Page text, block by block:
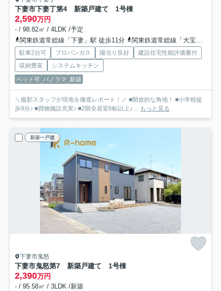
下妻市下妻丁第4 新築戸建て 1号棟
2,590万円
- / 98.82㎡ / 4LDK /予定
関東鉄道常総線「下妻」駅 徒歩11分
関東鉄道常総線「大宝」駅 徒歩45分車9分 3.6km
駐車2台可 プロパンガス 陽当り良好
建設住宅性能評価書付
収納豊富
システムキッチン
ペット可 パノラマ 新築
＼撮影スタッフが現地を徹底レポート！／ ■開放的な角地！ ■小学校徒
歩9分♪ ■買物施設充実♪ ■2階全居室6帖以上♪ ... もっと見る
新築一戸建
下妻市鬼怒
下妻市鬼怒第7 新築戸建て 1号棟
2,390万円
- / 95.58㎡ / 3LDK /新築